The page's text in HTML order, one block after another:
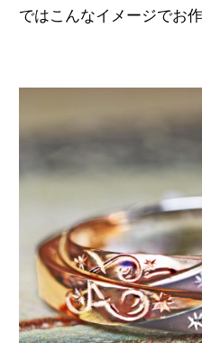
ではこんなイメージでお